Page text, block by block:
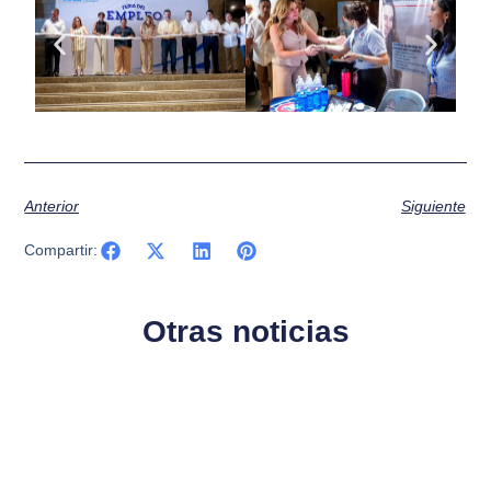
Anterior Siguiente
Compartir:
Otras noticias